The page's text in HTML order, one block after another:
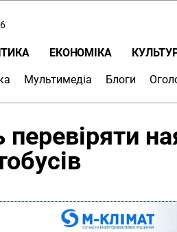
ЕКОНОМІКА
Мультимедіа Блоги